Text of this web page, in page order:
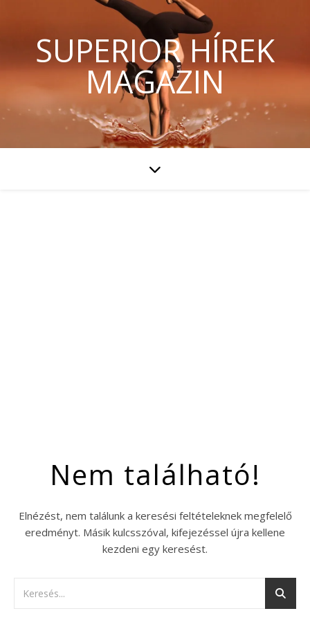
SUPERIOR HÍREK
MAGAZIN
Nem található!
Elnézést, nem találunk a keresési feltételeknek megfelelő
eredményt. Másik kulcsszóval, kifejezéssel újra kellene
kezdeni egy keresést.